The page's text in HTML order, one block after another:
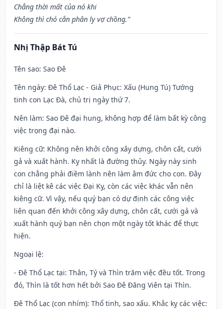
Chẳng thời mất của nó khi
Không thì chó cắn phân ly vợ chồng.”
Nhị Thập Bát Tú
Tên sao: Sao Đê
Tên ngày: Đê Thổ Lạc - Giả Phục: Xấu (Hung Tú) Tướng
tinh con Lạc Đà, chủ trị ngày thứ 7.
Nên làm: Sao Đê đại hung, không hợp để làm bất kỳ công
việc trọng đại nào.
Kiêng cữ: Không nên khởi công xây dựng, chôn cất, cưới
gả và xuất hành. Kỵ nhất là đường thủy. Ngày này sinh
con chẳng phải điềm lành nên làm âm đức cho con. Đây
chỉ là liệt kê các việc Đại Kỵ, còn các việc khác vẫn nên
kiêng cữ. Vì vậy, nếu quý bạn có dự định các công việc
liên quan đến khởi công xây dựng, chôn cất, cưới gả và
xuất hành quý bạn nên chọn một ngày tốt khác để thực
hiện.
Ngoại lệ:
- Đê Thổ Lạc tại: Thân, Tý và Thìn trăm việc đều tốt. Trong
đó, Thìn là tốt hơn hết bởi Sao Đê Đăng Viên tại Thìn.
Đê Thổ Lạc (con nhím): Thổ tinh, sao xấu. Khắc kỵ các việc: